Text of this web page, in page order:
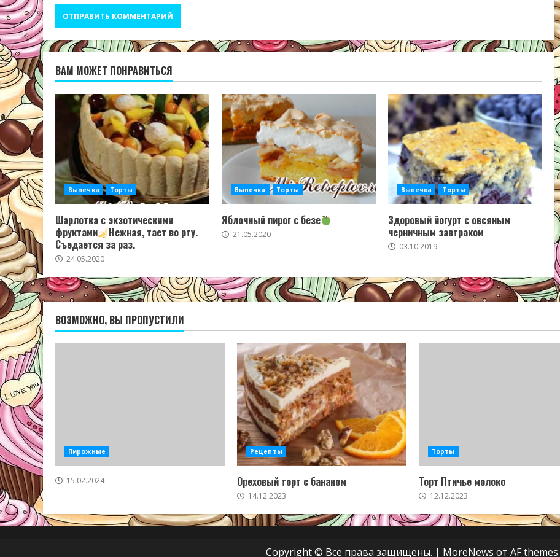
ВАМ МОЖЕТ ПОНРАВИТЬСЯ
Выпечка Торты
Шарлотка с экзотическими
фруктами
Нежная, тает во рту.
Съедается за раз.
24.05.2020
Выпечка Торты
Яблочный пирог с безе
21.05.2020
Выпечка Торты
Здоровый йогурт с овсяным
черничным завтраком
03.10.2019
ВОЗМОЖНО, ВЫ ПРОПУСТИЛИ
Пирожные
15.02.2024
Рецепты
Ореховый торт с бананом
14.12.2023
Торты
Торт Птичье молоко
12.12.2023
Copyright © Все права защищены. | MoreNews от AF themes.